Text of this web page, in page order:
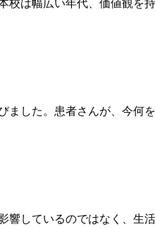
は幅広い年代、価値観を
した。患者さんが、今何
しているのではなく、生